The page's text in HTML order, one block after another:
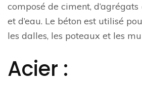
composé de ciment,
et d’eau. Le béton est utilisé
les dalles, les poteaux et les
Acier :